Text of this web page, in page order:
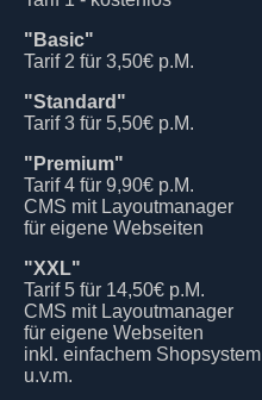
"Basic"
Tarif 2 für 3,50€ p.M.
"Standard"
Tarif 3 für 5,50€ p.M.
"Premium"
Tarif 4 für 9,90€ p.M.
CMS mit Layoutmanager
für eigene Webseiten
"XXL"
Tarif 5 für 14,50€ p.M.
CMS mit Layoutmanager
für eigene Webseiten
inkl. einfachem Shopsystem
u.v.m.